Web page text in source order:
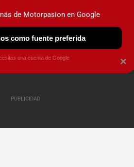
OBSERVATORIO
×
de Motorpasion en Google
como fuente preferida
una cuenta de Google